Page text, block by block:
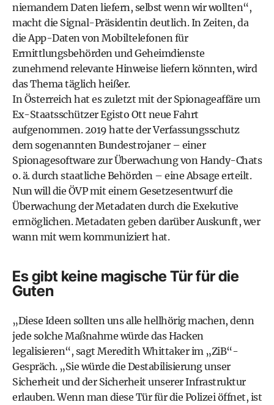
niemandem Daten liefern, selbst wenn wir wollten“,
macht die Signal-Präsidentin deutlich. In Zeiten, da
die App-Daten von Mobiltelefonen für
Ermittlungsbehörden und Geheimdienste
zunehmend relevante Hinweise liefern könnten, wird
das Thema täglich heißer.
In Österreich hat es zuletzt mit der Spionageaffäre um
Ex-Staatsschützer Egisto Ott neue Fahrt
aufgenommen. 2019 hatte der Verfassungsschutz
dem sogenannten Bundestrojaner – einer
Spionagesoftware zur Überwachung von Handy-Chats
o. ä. durch staatliche Behörden – eine Absage erteilt.
Nun will die ÖVP mit einem Gesetzesentwurf die
Überwachung der Metadaten durch die Exekutive
ermöglichen. Metadaten geben darüber Auskunft, wer
wann mit wem kommuniziert hat.
Es gibt keine magische Tür für die
Guten
„Diese Ideen sollten uns alle hellhörig machen, denn
jede solche Maßnahme würde das Hacken
legalisieren“, sagt Meredith Whittaker im „ZiB“-
Gespräch. „Sie würde die Destabilisierung unser
Sicherheit und der Sicherheit unserer Infrastruktur
erlauben. Wenn man diese Tür für die Polizei öffnet, ist